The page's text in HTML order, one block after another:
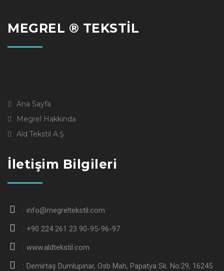
MEGREL ® TEKSTİL
Ana Sayfa
Megrel Hakkında
Ald Tekstil A.Ş
İletişim Bilgileri
info@megreltekstil.com
+90 224 261 23 90-95-96-97
www.aldtekstil.com
Demirtaş Dumlupınar, Osb Mah, Papatya Sk. No:29, 16245